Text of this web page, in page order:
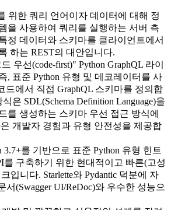
위한 쿼리 언어이자 데이터에 대해 정
을 사용하여 쿼리를 실행하는 서버 측
정 데이터와 스키마를 클라이언트에서
하는 REST의 대안입니다.
우선(code-first)" Python GraphQL 라이
, 표준 Python 유형 및 데코레이터를 사
드에서 직접 GraphQL 스키마를 정의합
은 SDL(Schema Definition Language)을
를 생성하는 스키마 우선 접근 방식에
개발자 경험과 유형 안전성을 제공합
3.7+를 기반으로 표준 Python 유형 힌트
를 구축하기 위한 현대적이고 빠른(고성
입니다. Starlette와 Pydantic 덕분에 자
서(Swagger UI/ReDoc)와 우수한 성능으